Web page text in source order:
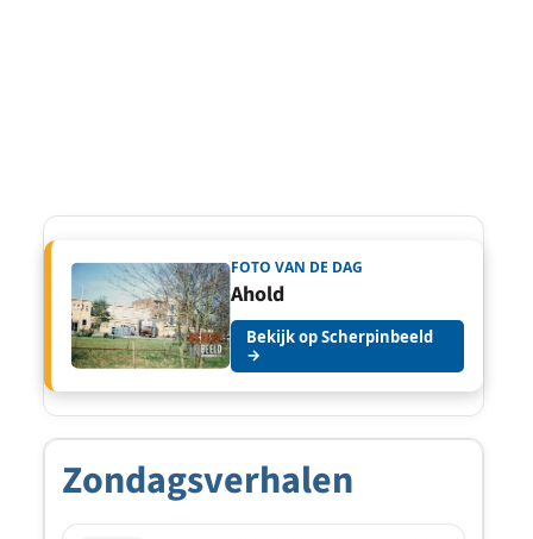
FOTO VAN DE DAG
Ahold
Bekijk op Scherpinbeeld
→
Zondagsverhalen